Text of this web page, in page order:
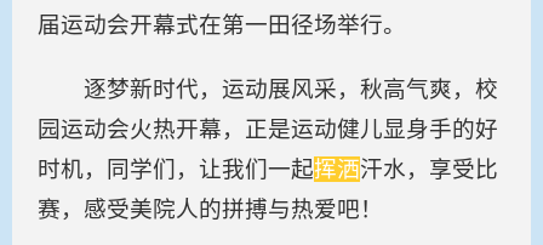
届运动会开幕式在第一田径场举行。
逐梦新时代，运动展风采，秋高气爽，校
园运动会火热开幕，正是运动健儿显身手的好
时机，同学们，让我们一起挥洒汗水，享受比
赛，感受美院人的拼搏与热爱吧！